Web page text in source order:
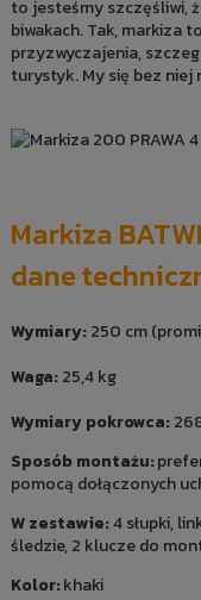
to jesteśmy szczęśliwi,
biwakach. Tak, markiza
przyzwyczajenia,
turystyk. My się bez niej
Markiza
dane
Wymiary:250 cm
Waga:25,4 kg
Wymiary pokrowca:
Sposób montażu:
pomocą dołączonych
W zestawie:4 słupki,
śledzie, 2 klucze do
Kolor:khaki